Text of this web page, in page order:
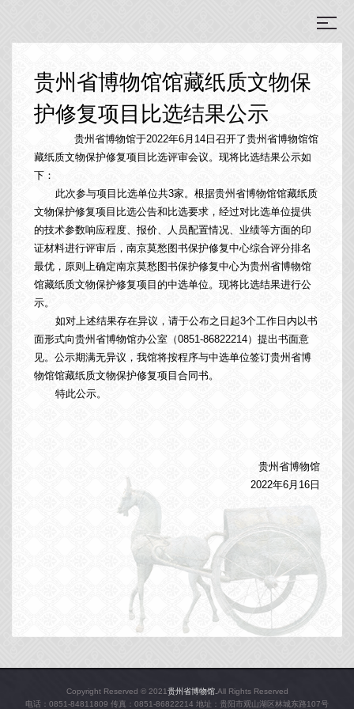
贵州省博物馆馆藏纸质文物保
护修复项目比选结果公示
贵州省博物馆于2022年6月14日召开了贵州省博物馆馆
藏纸质文物保护修复项目比选评审会议。现将比选结果公示如
下：
此次参与项目比选单位共3家。根据贵州省博物馆馆藏纸质
文物保护修复项目比选公告和比选要求，经过对比选单位提供
的技术参数响应程度、报价、人员配置情况、业绩等方面的印
证材料进行评审后，南京莫愁图书保护修复中心综合评分排名
最优，原则上确定南京莫愁图书保护修复中心为贵州省博物馆
馆藏纸质文物保护修复项目的中选单位。现将比选结果进行公
示。
如对上述结果存在异议，请于公布之日起3个工作日内以书
面形式向贵州省博物馆办公室（0851-86822214）提出书面意
见。公示期满无异议，我馆将按程序与中选单位签订贵州省博
物馆馆藏纸质文物保护修复项目合同书。
特此公示。
贵州省博物馆
2022年6月16日
Copyright Reserved © 2021贵州省博物馆. All Rights Reserved
电话：0851-84811809 传真：0851-86822214 地址：贵阳市观山湖区林城东路107号